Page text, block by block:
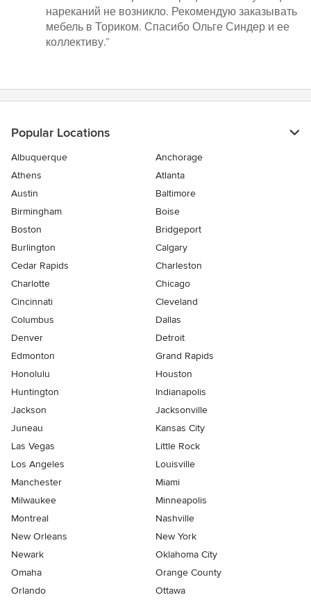
нареканий не возникло. Рекомендую заказывать
мебель в Ториком. Спасибо Ольге Синдер и ее
коллективу.”
Popular Locations
Albuquerque
Anchorage
Athens
Atlanta
Austin
Baltimore
Birmingham
Boise
Boston
Bridgeport
Burlington
Calgary
Cedar Rapids
Charleston
Charlotte
Chicago
Cincinnati
Cleveland
Columbus
Dallas
Denver
Detroit
Edmonton
Grand Rapids
Honolulu
Houston
Huntington
Indianapolis
Jackson
Jacksonville
Juneau
Kansas City
Las Vegas
Little Rock
Los Angeles
Louisville
Manchester
Miami
Milwaukee
Minneapolis
Montreal
Nashville
New Orleans
New York
Newark
Oklahoma City
Omaha
Orange County
Orlando
Ottawa